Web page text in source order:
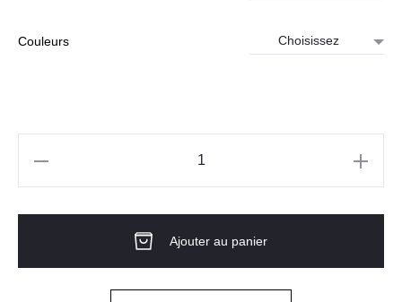
Couleurs
cuisine
Ajouter au panier